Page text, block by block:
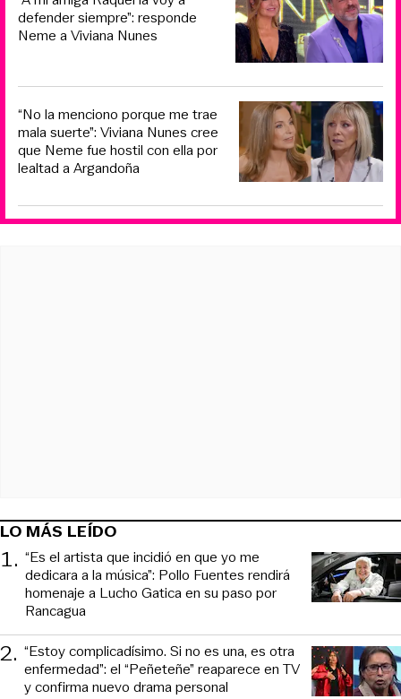
defender siempre”: responde
Neme a Viviana Nunes
“No la menciono porque me trae
mala suerte”: Viviana Nunes cree
que Neme fue hostil con ella por
lealtad a Argandoña
LO MÁS LEÍDO
1. “Es el artista que incidió en que yo me
dedicara a la música”: Pollo Fuentes rendirá
homenaje a Lucho Gatica en su paso por
Rancagua
2. “Estoy complicadísimo. Si no es una, es otra
enfermedad”: el “Peñeteñe” reaparece en TV
y confirma nuevo drama personal